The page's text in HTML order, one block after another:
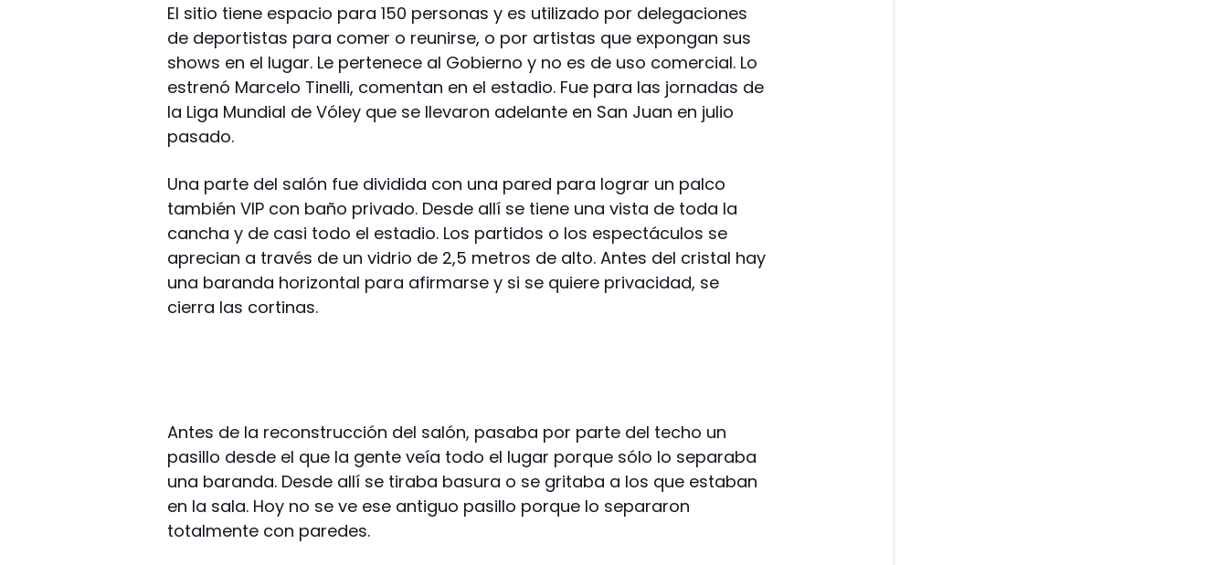
El sitio tiene espacio para 150 personas y es utilizado por delegaciones
de deportistas para comer o reunirse, o por artistas que expongan sus
shows en el lugar. Le pertenece al Gobierno y no es de uso comercial. Lo
estrenó Marcelo Tinelli, comentan en el estadio. Fue para las jornadas de
la Liga Mundial de Vóley que se llevaron adelante en San Juan en julio
pasado.
Una parte del salón fue dividida con una pared para lograr un palco
también VIP con baño privado. Desde allí se tiene una vista de toda la
cancha y de casi todo el estadio. Los partidos o los espectáculos se
aprecian a través de un vidrio de 2,5 metros de alto. Antes del cristal hay
una baranda horizontal para afirmarse y si se quiere privacidad, se
cierra las cortinas.
Antes de la reconstrucción del salón, pasaba por parte del techo un
pasillo desde el que la gente veía todo el lugar porque sólo lo separaba
una baranda. Desde allí se tiraba basura o se gritaba a los que estaban
en la sala. Hoy no se ve ese antiguo pasillo porque lo separaron
totalmente con paredes.